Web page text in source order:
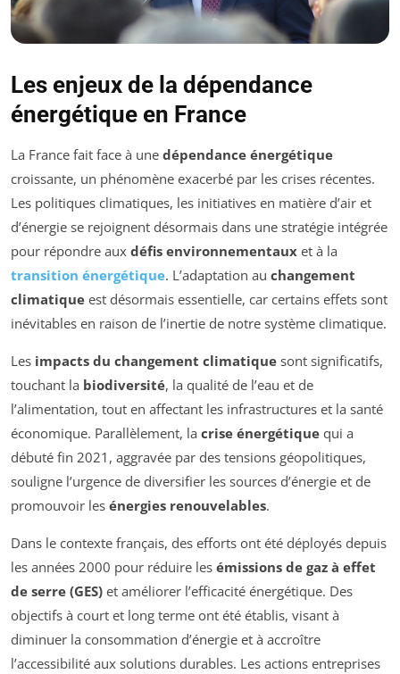
Les enjeux de la dépendance
énergétique en France
La France fait face à une dépendance énergétique
croissante, un phénomène exacerbé par les crises récentes.
Les politiques climatiques, les initiatives en matière d’air et
d’énergie se rejoignent désormais dans une stratégie intégrée
pour répondre aux défis environnementaux et à la
transition énergétique. L’adaptation au changement
climatique est désormais essentielle, car certains effets sont
inévitables en raison de l’inertie de notre système climatique.
Les impacts du changement climatique sont significatifs,
touchant la biodiversité, la qualité de l’eau et de
l’alimentation, tout en affectant les infrastructures et la santé
économique. Parallèlement, la crise énergétique qui a
débuté fin 2021, aggravée par des tensions géopolitiques,
souligne l’urgence de diversifier les sources d’énergie et de
promouvoir les énergies renouvelables.
Dans le contexte français, des efforts ont été déployés depuis
les années 2000 pour réduire les émissions de gaz à effet
de serre (GES) et améliorer l’efficacité énergétique. Des
objectifs à court et long terme ont été établis, visant à
diminuer la consommation d’énergie et à accroître
l’accessibilité aux solutions durables. Les actions entreprises